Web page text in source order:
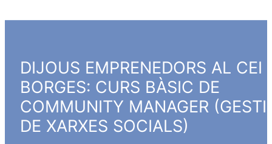
DIJOUS EMPRENEDORS AL CEI
BORGES: CURS BÀSIC DE
COMMUNITY MANAGER
DE XARXES SOCIALS)